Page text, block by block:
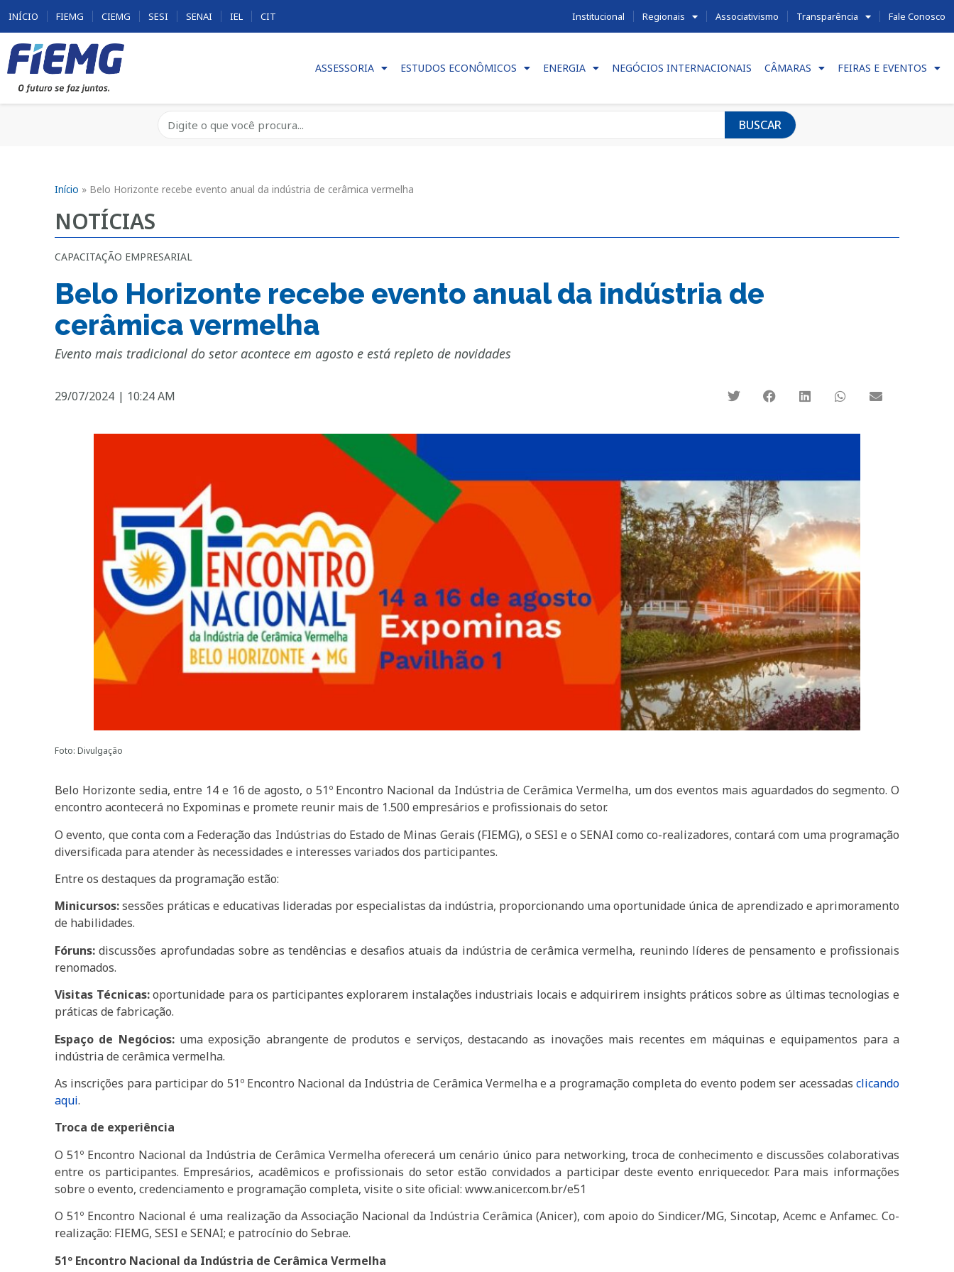
INÍCIO FIEMG CIEMG SESI SENAI IEL CIT Institucional Regionais Associativismo Transparência Fale Conosco
ASSESSORIA ESTUDOS ECONÔMICOS ENERGIA NEGÓCIOS INTERNACIONAIS CÂMARAS FEIRAS E EVENTOS
BUSCAR
Início » Belo Horizonte recebe evento anual da indústria de cerâmica vermelha
NOTÍCIAS
CAPACITAÇÃO EMPRESARIAL
Belo Horizonte recebe evento anual da indústria de
cerâmica vermelha
Evento mais tradicional do setor acontece em agosto e está repleto de novidades
29/07/2024 | 10:24 AM
Foto: Divulgação
Belo Horizonte sedia, entre 14 e 16 de agosto, o 51º Encontro Nacional da Indústria de Cerâmica Vermelha, um dos eventos mais aguardados do segmento. O
encontro acontecerá no Expominas e promete reunir mais de 1.500 empresários e profissionais do setor.
O evento, que conta com a Federação das Indústrias do Estado de Minas Gerais (FIEMG), o SESI e o SENAI como co-realizadores, contará com uma programação
diversificada para atender às necessidades e interesses variados dos participantes.
Entre os destaques da programação estão:
Minicursos:sessões práticas e educativas lideradas por especialistas da indústria, proporcionando uma oportunidade única de aprendizado e aprimoramento
de habilidades.
Fóruns: discussões aprofundadas sobre as tendências e desafios atuais da indústria de cerâmica vermelha, reunindo líderes de pensamento e profissionais
renomados.
Visitas Técnicas:oportunidade para os participantes explorarem instalações industriais locais e adquirirem insights práticos sobre as últimas tecnologias e
práticas de fabricação.
Espaço de Negócios: uma exposição abrangente de produtos e serviços, destacando as inovações mais recentes em máquinas e equipamentos para a
indústria de cerâmica vermelha.
As inscrições para participar do 51º Encontro Nacional da Indústria de Cerâmica Vermelha e a programação completa do evento podem ser acessadas clicando
aqui.
Troca de experiência
O 51º Encontro Nacional da Indústria de Cerâmica Vermelha oferecerá um cenário único para networking, troca de conhecimento e discussões colaborativas
entre os participantes. Empresários, acadêmicos e profissionais do setor estão convidados a participar deste evento enriquecedor. Para mais informações
sobre o evento, credenciamento e programação completa, visite o site oficial: www.anicer.com.br/e51
O 51º Encontro Nacional é uma realização da Associação Nacional da Indústria Cerâmica (Anicer), com apoio do Sindicer/MG, Sincotap, Acemc e Anfamec. Co-
realização: FIEMG, SESI e SENAI; e patrocínio do Sebrae.
51º Encontro Nacional da Indústria de Cerâmica Vermelha